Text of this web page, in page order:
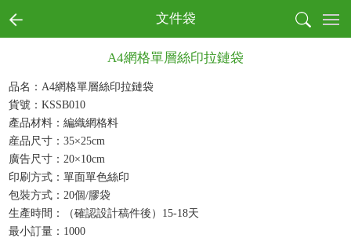
首页
全部商品分類
書寫
節慶
文件袋
A4網格單層絲印拉鏈袋
品名：A4網格單層絲印拉鏈袋
貨號：KSSB010
產品材料：編織網格料
産品尺寸：35×25cm
廣告尺寸：20×10cm
印刷方式：單面單色絲印
包裝方式：20個/膠袋
生產時間：（確認設計稿件後）15-18天
最小訂量：1000